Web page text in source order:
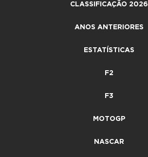
CLASSIFICAÇÃO 2026
ANOS ANTERIORES
ESTATÍSTICAS
F2
F3
MOTOGP
NASCAR